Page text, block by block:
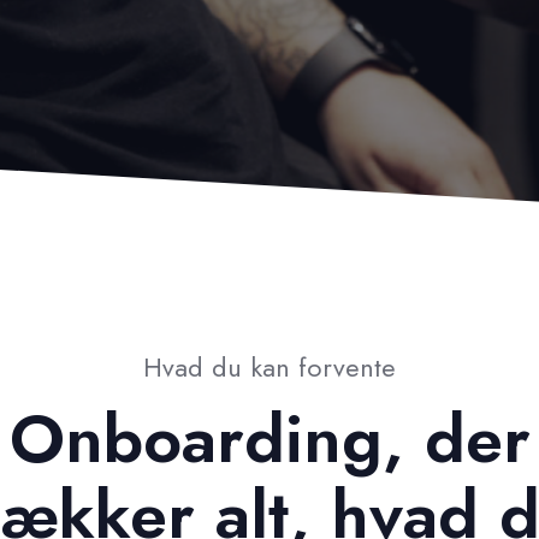
Hvad du kan forvente
Onboarding, der
alt, hvad